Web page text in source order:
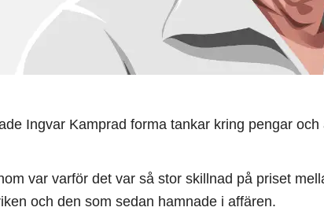
Ingvar Kamprad forma tankar kring pengar och
var varför det var så stor skillnad på priset
och den som sedan hamnade i affären.